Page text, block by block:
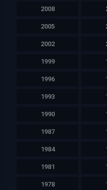
2008
2005
2002
1999
1996
1993
1990
1987
1984
1981
1978